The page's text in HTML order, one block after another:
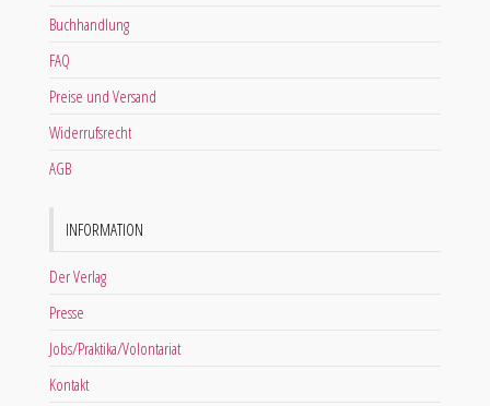
Buchhandlung
FAQ
Preise und Versand
Widerrufsrecht
AGB
INFORMATION
Der Verlag
Presse
Jobs/Praktika/Volontariat
Kontakt